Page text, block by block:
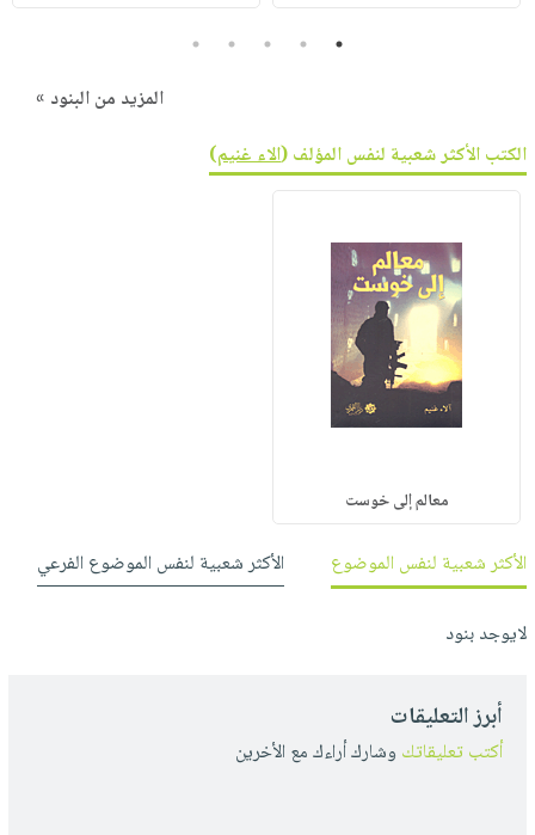
1
2
3
4
5
المزيد من البنود »
الكتب الأكثر شعبية لنفس المؤلف (الاء غنيم)
معالم إلى خوست
الأكثر شعبية لنفس الموضوع الأكثر شعبية لنفس الموضوع الفرعي
لايوجد بنود
أبرز التعليقات
أكتب تعليقاتك وشارك أراءك مع الأخرين